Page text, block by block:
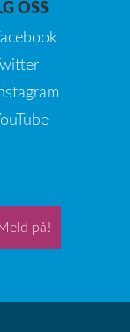
OSS
Twitter
på!